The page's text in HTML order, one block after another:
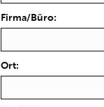
Firma/Büro:
Ort: